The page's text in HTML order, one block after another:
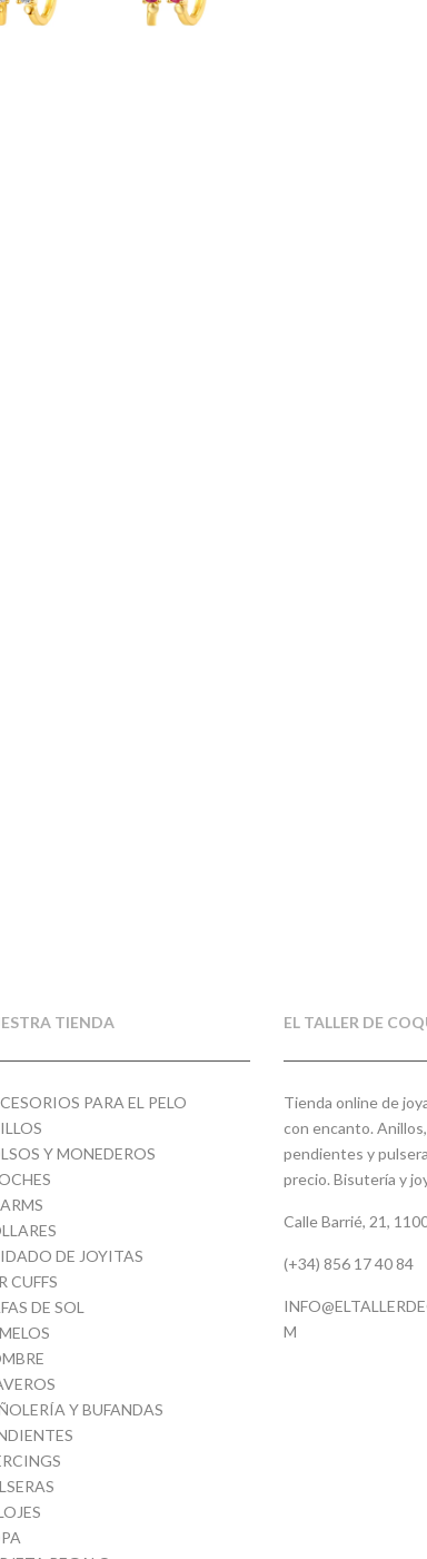
TIENDA
PARA EL PELO
Y MONEDEROS
DE JOYITAS
CUFFS
DE SOL
Y BUFANDAS
EL TALLER DE
Tienda online de
con encanto.
pendientes y
precio. Bisutería y
Calle Barrié, 21,
(+34) 856 17 40 84
M